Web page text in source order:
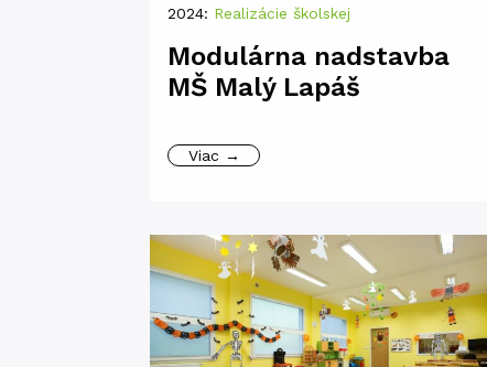
2024: Realizácie školskej
Modulárna nadstavba
MŠ Malý Lapáš
Viac →